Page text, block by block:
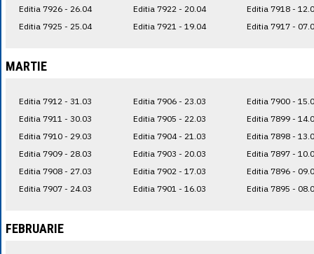
Editia 7926 - 26.04
Editia 7925 - 25.04
Editia 7922 - 20.04
Editia 7921 - 19.04
Editia 7918 -
Editia 7917 -
MARTIE
Editia 7912 - 31.03
Editia 7911 - 30.03
Editia 7910 - 29.03
Editia 7909 - 28.03
Editia 7908 - 27.03
Editia 7907 - 24.03
Editia 7906 - 23.03
Editia 7905 - 22.03
Editia 7904 - 21.03
Editia 7903 - 20.03
Editia 7902 - 17.03
Editia 7901 - 16.03
Editia 7900 -
Editia 7899 -
Editia 7898 -
Editia 7897 -
Editia 7896 -
Editia 7895 -
FEBRUARIE